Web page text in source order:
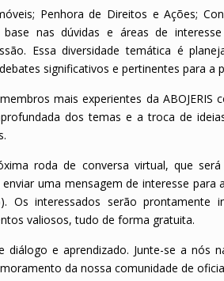
Penhora de Direitos e Ações;
nas dúvidas e áreas de
Essa diversidade temática é
significativos e pertinentes para a
mais experientes da ABOJERIS
dos temas e a troca de
roda de conversa virtual, que
uma mensagem de interesse para
Os interessados serão prontamente
valiosos, tudo de forma gratuita.
e aprendizado. Junte-se a nós
da nossa comunidade de